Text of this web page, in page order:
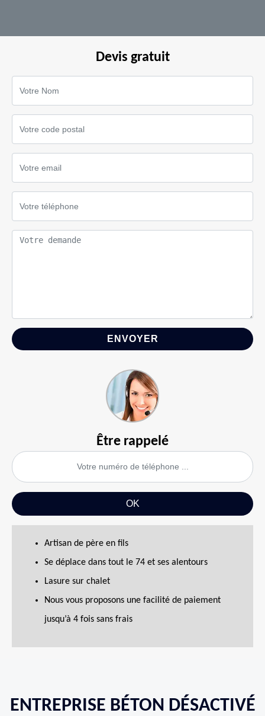
Devis gratuit
Être rappelé
Artisan de père en fils
Se déplace dans tout le 74 et ses alentours
Lasure sur chalet
Nous vous proposons une facilité de paiement
jusqu’à 4 fois sans frais
ENTREPRISE BÉTON DÉSACTIVÉ